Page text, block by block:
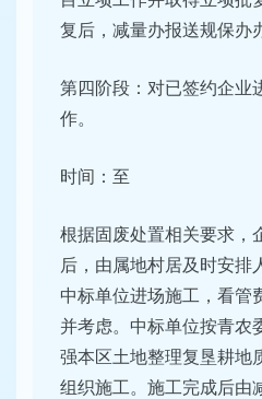
复后，减量办报送规保办
第四阶段：对已签约企业
作。
时间：至
根据固废处置相关要求，
后，由属地村居及时安排
中标单位进场施工，看管
并考虑。中标单位按青农
强本区土地整理复垦耕地
组织施工。施工完成后由